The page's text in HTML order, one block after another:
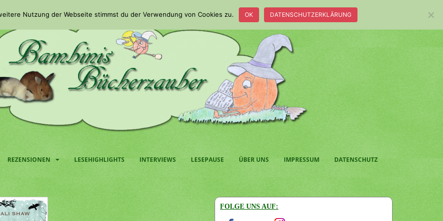
REZENSIONEN LESEHIGHLIGHTS INTERVIEWS LESEPAUSE ÜBER UNS IMPRESSUM DATENSCHUTZ
FOLGE UNS AUF:
Nutzung der Webseite stimmst du der Verwendung von Cookies zu. OK DATENSCHUTZERKLÄRUNG